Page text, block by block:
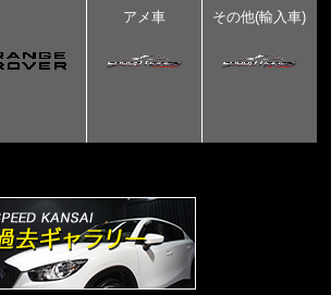
アメ車 その他(輸入車)